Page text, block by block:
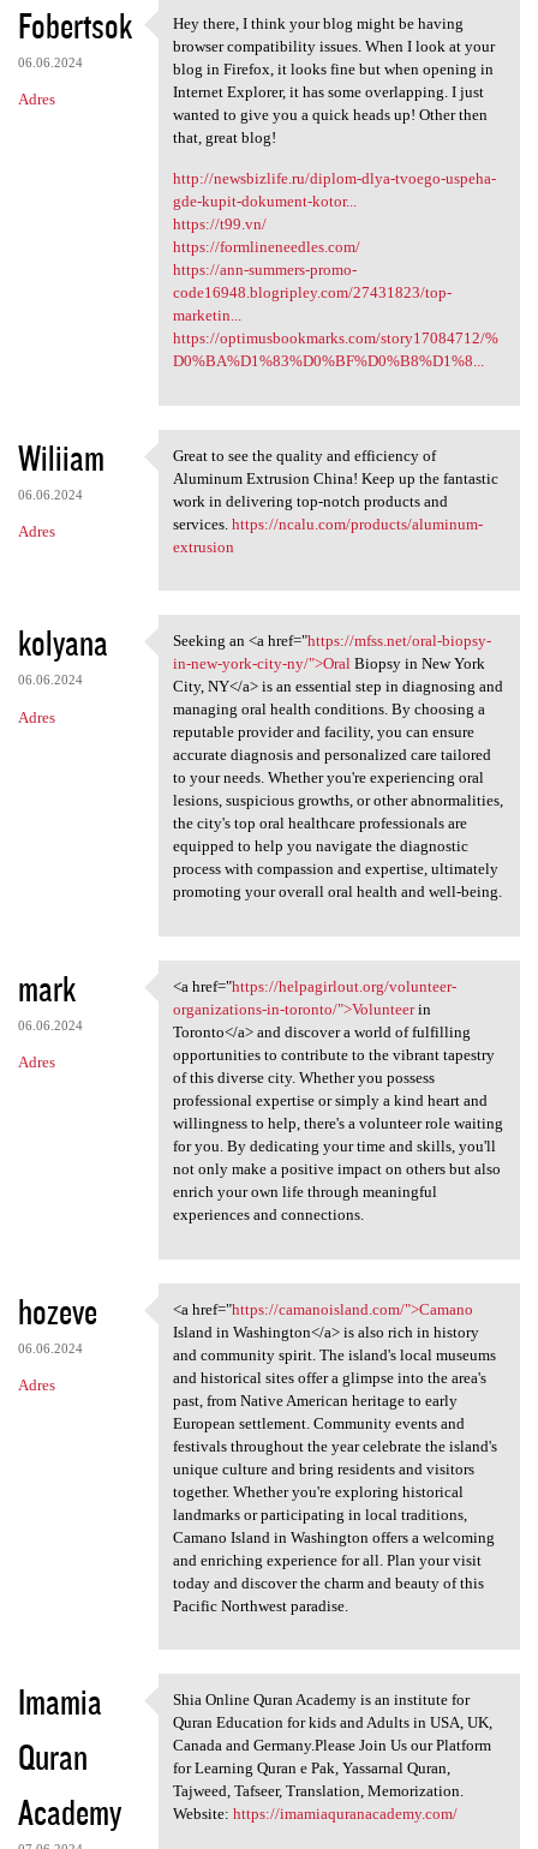
Fobertsok
06.06.2024
Adres
Hey there, I think your blog
Hey there, I think your blog might be having
browser compatibility issues. When I look at your
blog in Firefox, it looks fine but when opening in
Internet Explorer, it has some overlapping. I just
wanted to give you a quick heads up! Other then
that, great blog!
http://newsbizlife.ru/diplom-dlya-tvoego-uspeha-
gde-kupit-dokument-kotor...
https://t99.vn/
https://formlineneedles.com/
https://ann-summers-promo-
code16948.blogripley.com/27431823/top-
marketin...
https://optimusbookmarks.com/story17084712/%
D0%BA%D1%83%D0%BF%D0%B8%D1%8...
Wiliiam
06.06.2024
Adres
Great to see the quality and
Great to see the quality and efficiency of
Aluminum Extrusion China! Keep up the fantastic
work in delivering top-notch products and
services. https://ncalu.com/products/aluminum-
extrusion
kolyana
06.06.2024
Adres
Seeking an <a href="https:/
Seeking an <a href="https://mfss.net/oral-biopsy-
in-new-york-city-ny/">OralBiopsy in New York
City, NY</a> is an essential step in diagnosing and
managing oral health conditions. By choosing a
reputable provider and facility, you can ensure
accurate diagnosis and personalized care tailored
to your needs. Whether you're experiencing oral
lesions, suspicious growths, or other abnormalities,
the city's top oral healthcare professionals are
equipped to help you navigate the diagnostic
process with compassion and expertise, ultimately
promoting your overall oral health and well-being.
mark
06.06.2024
Adres
<a href="https://helpagirlout
<a href="https://helpagirlout.org/volunteer-
organizations-in-toronto/">Volunteerin
Toronto</a> and discover a world of fulfilling
opportunities to contribute to the vibrant tapestry
of this diverse city. Whether you possess
professional expertise or simply a kind heart and
willingness to help, there's a volunteer role waiting
for you. By dedicating your time and skills, you'll
not only make a positive impact on others but also
enrich your own life through meaningful
experiences and connections.
hozeve
06.06.2024
Adres
<a href="https://camanoisland
<a href="https://camanoisland.com/">Camano
Island in Washington</a> is also rich in history
and community spirit. The island's local museums
and historical sites offer a glimpse into the area's
past, from Native American heritage to early
European settlement. Community events and
festivals throughout the year celebrate the island's
unique culture and bring residents and visitors
together. Whether you're exploring historical
landmarks or participating in local traditions,
Camano Island in Washington offers a welcoming
and enriching experience for all. Plan your visit
today and discover the charm and beauty of this
Pacific Northwest paradise.
Imamia
Quran
Academy
Shia Online Quran Academy is
Shia Online Quran Academy is an institute for
Quran Education for kids and Adults in USA, UK,
Canada and Germany.Please Join Us our Platform
for Learning Quran e Pak, Yassarnal Quran,
Tajweed, Tafseer, Translation, Memorization.
Website: https://imamiaquranacademy.com/